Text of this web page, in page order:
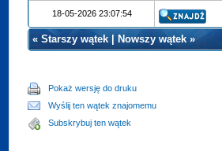
18-05-2026 23:07:54
«Starszy wątek Nowszy wątek»
Pokaż wersję do druku
Wyślij ten wątek znajomemu
Subskrybuj ten wątek